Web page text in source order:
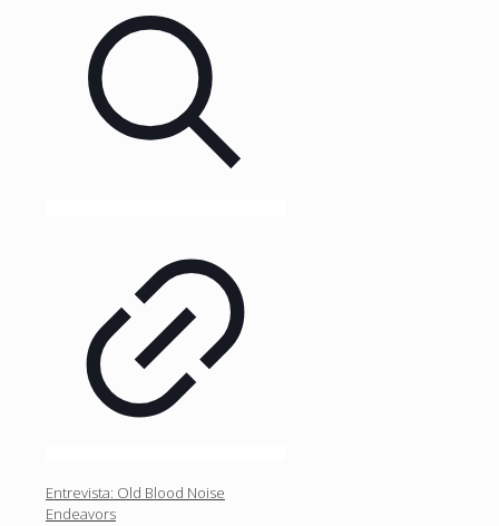
Entrevista: Old Blood Noise
Endeavors